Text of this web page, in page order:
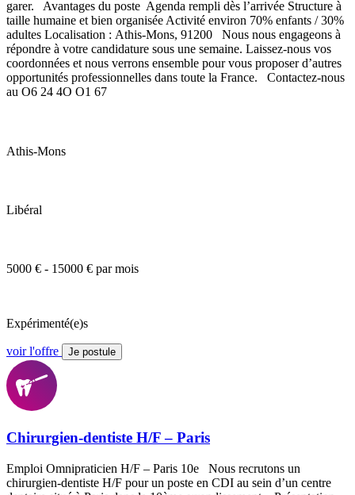
garer. Avantages du poste Agenda rempli dès l’arrivée Structure à
taille humaine et bien organisée Activité environ 70% enfants / 30%
adultes Localisation : Athis-Mons, 91200 Nous nous engageons à
répondre à votre candidature sous une semaine. Laissez-nous vos
coordonnées et nous verrons ensemble pour vous proposer d’autres
opportunités professionnelles dans toute la France. Contactez-nous
au O6 24 4O O1 67
Athis-Mons
Libéral
5000 € - 15000 € par mois
Expérimenté(e)s
voir l'offre Je postule
Chirurgien-dentiste H/F – Paris
Emploi Omnipraticien H/F – Paris 10e Nous recrutons un
chirurgien-dentiste H/F pour un poste en CDI au sein d’un centre